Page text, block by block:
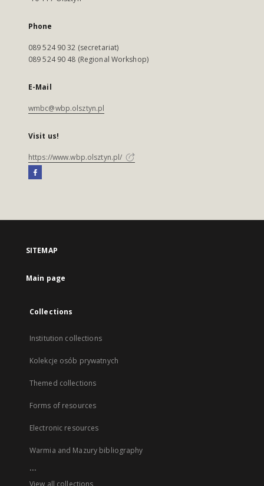
Phone
089 524 90 32 (secretariat)
089 524 90 48 (Regional Workshop)
E-Mail
wmbc@wbp.olsztyn.pl
Visit us!
https://www.wbp.olsztyn.pl/
SITEMAP
Main page
Collections
Institution collections
Kolekcje osób prywatnych
Themed collections
Forms of resources
Electronic resources
Warmia and Mazury bibliography
...
View all collections